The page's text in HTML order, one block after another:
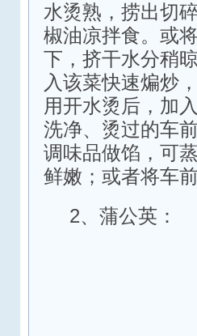
水烫熟，捞出切
椒油凉拌食。或
下，挤干水分稍
入该菜快速煸炒
用开水烫后，加
洗净、烫过的车
调味品做馅，可
鲜嫩；或者将车
2、蒲公英：